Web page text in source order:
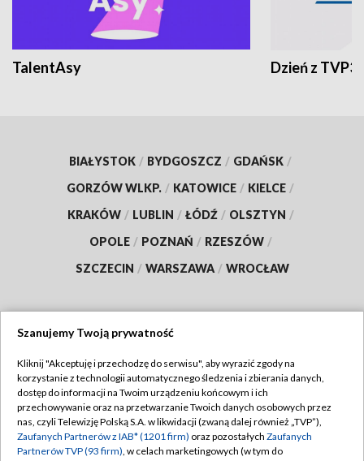
TalentAsy Dzień z TVP3
BIAŁYSTOK / BYDGOSZCZ / GDAŃSK /
GORZÓW WLKP. / KATOWICE / KIELCE /
KRAKÓW / LUBLIN / ŁÓDŹ / OLSZTYN /
OPOLE / POZNAŃ / RZESZÓW /
SZCZECIN / WARSZAWA / WROCŁAW
TVP
Abonament TVP
Emisja w TVP
Regulamin TVP
Polityka prywatności
Szanujemy Twoją prywatność
Kliknij "Akceptuję i przechodzę do serwisu", aby wyrazić zgody na
korzystanie z technologii automatycznego śledzenia i zbierania danych,
dostęp do informacji na Twoim urządzeniu końcowym i ich
przechowywanie oraz na przetwarzanie Twoich danych osobowych przez
nas, czyli Telewizję Polską S.A. w likwidacji (zwaną dalej również „TVP”),
Zaufanych Partnerów z IAB* (1201 firm) oraz pozostałych Zaufanych
Partnerów TVP (93 firm), w celach marketingowych (w tym do